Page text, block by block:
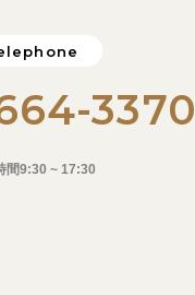
3370
間9:30 ~ 17:30